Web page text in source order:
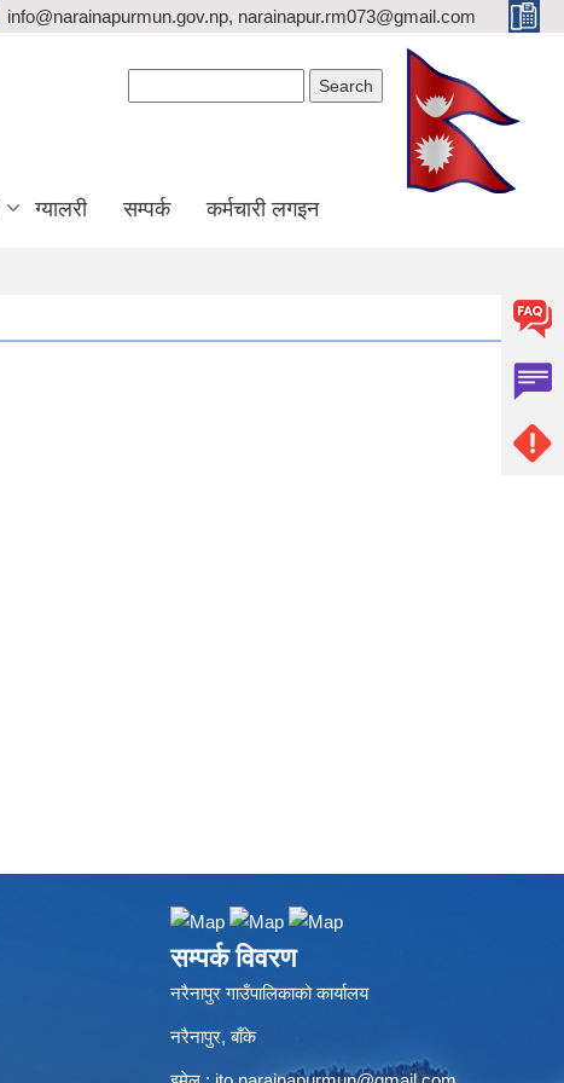
info@narainapurmun.gov.np, narainapur.rm073@gmail.com
ग्यालरी सम्पर्क कर्मचारी लगइन
सम्पर्क विवरण
नरैनापुर गाउँपालिकाको कार्यालय
नरैनापुर, बाँके